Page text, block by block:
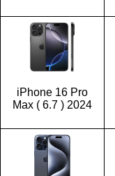
iPhone 16 Pro
Max ( 6.7 ) 2024